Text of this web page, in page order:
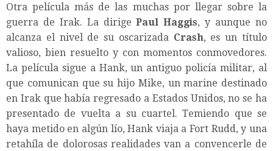
Otra película más de las muchas por llegar sobre la
guerra de Irak. La dirigePaul Haggis, y aunque no
alcanza el nivel de su oscarizada Crash, es un título
valioso, bien resuelto y con momentos conmovedores.
La película sigue a Hank, un antiguo policía militar, al
que comunican que su hijo Mike, un marine destinado
en Irak que había regresado a Estados Unidos, no se ha
presentado de vuelta a su cuartel. Temiendo que se
haya metido en algún lío, Hank viaja a Fort Rudd, y una
retahíla de dolorosas realidades van a convencerle de